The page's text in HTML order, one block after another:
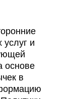
и
основе
в